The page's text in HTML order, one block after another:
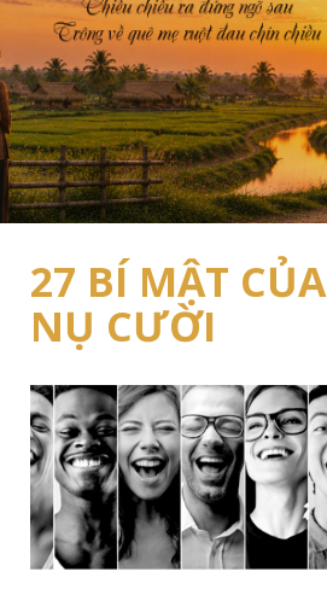
27 BÍ MẬT CỦA
NỤ CƯỜI